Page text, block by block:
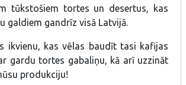
tūkstošiem tortes un desertus, kas
galdiem gandrīz visā Latvijā.
ikvienu, kas vēlas baudīt tasi kafijas
gardu tortes gabaliņu, kā arī uzzināt
produkciju!